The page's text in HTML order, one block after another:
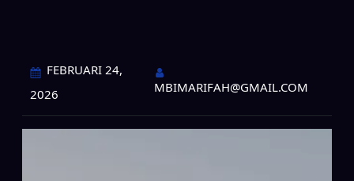
FEBRUARI 24,
2026
MBIMARIFAH@GMAIL.COM